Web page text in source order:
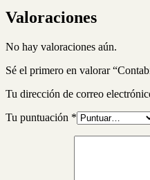
Valoraciones
No hay valoraciones aún.
Sé el primero en valorar
Tu dirección de correo
Tu puntuación *